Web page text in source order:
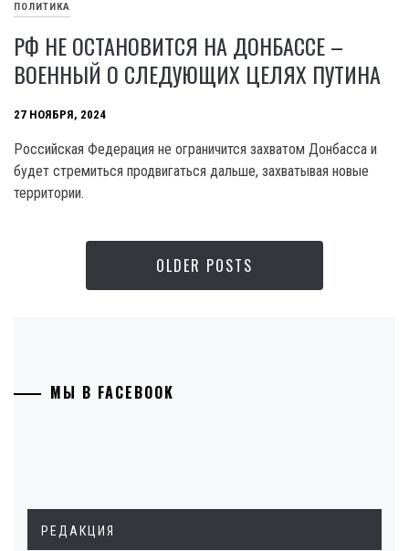
ПОЛИТИКА
РФ НЕ ОСТАНОВИТСЯ НА ДОНБАССЕ –
ВОЕННЫЙ О СЛЕДУЮЩИХ ЦЕЛЯХ ПУТИНА
27 НОЯБРЯ, 2024
Российская Федерация не ограничится захватом Донбасса и
будет стремиться продвигаться дальше, захватывая новые
территории.
OLDER POSTS
МЫ В FACEBOOK
РЕДАКЦИЯ